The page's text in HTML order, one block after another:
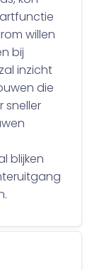
willen
bij
inzicht
die
sneller
blijken